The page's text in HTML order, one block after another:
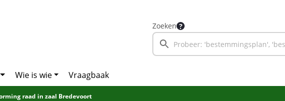
Zoeken
Wie is wie Vraagbaak
raad in zaal Bredevoort